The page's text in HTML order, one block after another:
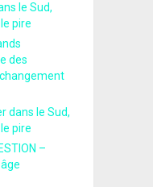
le Sud,
pire
des
dans le Sud,
pire
–